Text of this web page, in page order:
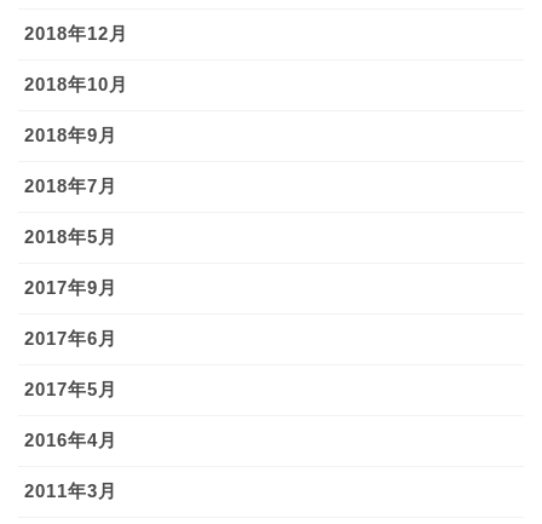
2018年12月
2018年10月
2018年9月
2018年7月
2018年5月
2017年9月
2017年6月
2017年5月
2016年4月
2011年3月